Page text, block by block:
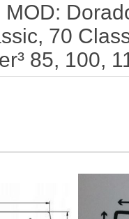
70
85, 100,